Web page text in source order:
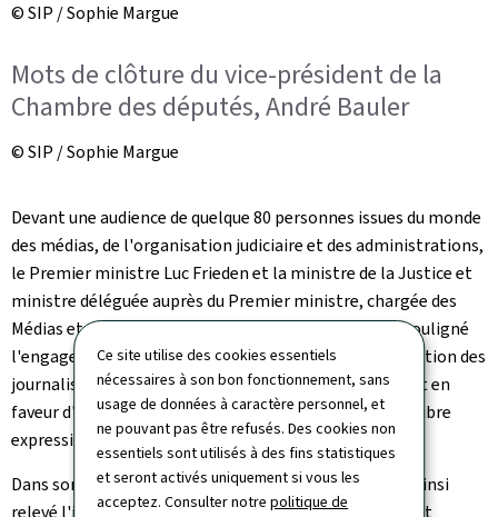
Ce site utilise des cookies essentiels
nécessaires à son bon fonctionnement, sans
usage de données à caractère personnel, et
ne pouvant pas être refusés. Des cookies non
essentiels sont utilisés à des fins statistiques
et seront activés uniquement si vous les
acceptez. Consulter notrepolitique de
© SIP / Sophie Margue
Mots de clôture du vice-président de la
Chambre des députés, André Bauler
© SIP / Sophie Margue
Devant une audience de quelque 80 personnes issues du monde
des médias, de l'organisation judiciaire et des administrations,
le Premier ministre Luc Frieden et la ministre de la Justice et
ministre déléguée auprès du Premier ministre, chargée des
Médias et de la Connectivité, Elisabeth Margue, ont souligné
l'engagement du gouvernement en faveur de la protection des
journalistes contre toutes tentatives d'intimidation et en
faveur d'un cadre national généralement propice à la libre
expression et à la démocratie.
Dans son discours d'allocution, le Premier ministre a ainsi
relevé l'importance d'une information indépendante et